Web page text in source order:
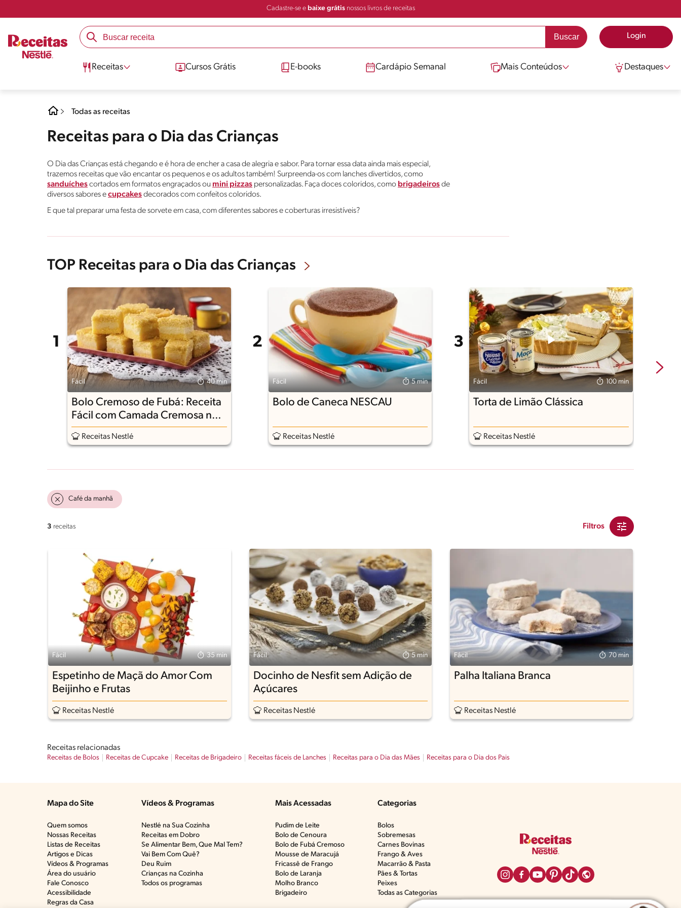
Cadastre-se e baixe grátisnossos livros de receitas
Login
Receitas Cursos Grátis E-books Cardápio Semanal Mais Conteúdos Destaques
Todas as receitas
Receitas para o Dia das Crianças
O Dia das Crianças está chegando e é hora de encher a casa de alegria e sabor. Para tornar essa data ainda mais especial,
trazemos receitas que vão encantar os pequenos e os adultos também! Surpreenda-os com lanches divertidos, como
sanduíchescortados em formatos engraçados ou mini pizzas personalizadas. Faça doces coloridos, como brigadeirosde
diversos sabores ecupcakesdecorados com confeitos coloridos.
E que tal preparar uma festa de sorvete em casa, com diferentes sabores e coberturas irresistíveis?
TOP Receitas para o Dia das Crianças
Fácil 40 min
Bolo Cremoso de Fubá: Receita
Fácil com Camada Cremosa no
Meio
Receitas Nestlé
Fácil 5 min
Bolo de Caneca NESCAU
Receitas Nestlé
Fácil 100 min
Torta de Limão Clássica
Receitas Nestlé
Café da manhã
3 receitas Filtros
Fácil 35 min
Espetinho de Maçã do Amor Com
Beijinho e Frutas
Receitas Nestlé
Fácil 5 min
Docinho de Nesfit sem Adição de
Açúcares
Receitas Nestlé
Fácil 70 min
Palha Italiana Branca
Receitas Nestlé
Receitas relacionadas
Receitas de Bolos Receitas de Cupcake Receitas de Brigadeiro Receitas fáceis de Lanches Receitas para o Dia das Mães Receitas para o Dia dos Pais
Mapa do Site
Quem somos
Nossas Receitas
Listas de Receitas​
Artigos e Dicas​
Vídeos & Programas​
Área do usuário
Fale Conosco
Acessibilidade
Regras da Casa
Vídeos & Programas​
Nestlé na Sua Cozinha
Receitas em Dobro
Se Alimentar Bem, Que Mal Tem?​
Vai Bem Com Quê?​
Deu Ruim​
Crianças na Cozinha​
Todos os programas
Mais Acessadas
Pudim de Leite
Bolo de Cenoura
Bolo de Fubá Cremoso
Mousse de Maracujá
Fricassê de Frango
Bolo de Laranja
Molho Branco
Brigadeiro
Categorias
Bolos
Sobremesas
Carnes Bovinas​
Frango & Aves​
Macarrão & Pasta​
Pães & Tortas​
Peixes
Todas as Categorias